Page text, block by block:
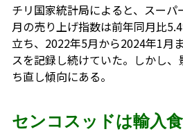
チリ国家統計局によると、スー
月の売り上げ指数は前年同月比
立ち、2022年5月から2024年1月
スを記録し続けていた。しかし
ち直し傾向にある。
センコスッドは輸入